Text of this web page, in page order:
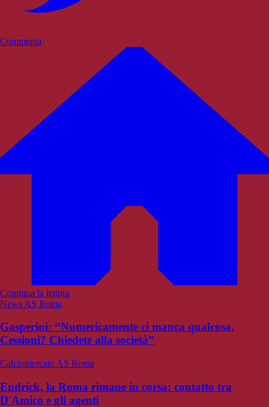
Commenta
Continua la lettura
News AS Roma
Gasperini: “Numericamente ci manca qualcosa.
Cessioni? Chiedete alla società”
Calciomercato AS Roma
Endrick, la Roma rimane in corsa: contatto tra
D'Amico e gli agenti